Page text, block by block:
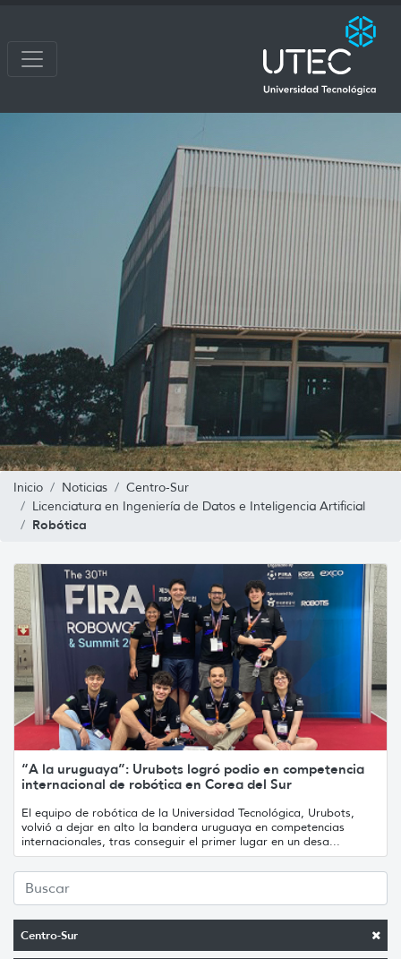
Inicio Noticias
Centro-Sur
Licenciatura en Ingeniería de Datos e Inteligencia Artificial
Robótica
Centro-Sur
“A la uruguaya”: Urubots logró podio en competencia
internacional de robótica en Corea del Sur
El equipo de robótica de la Universidad Tecnológica, Urubots,
volvió a dejar en alto la bandera uruguaya en competencias
internacionales, tras conseguir el primer lugar en un desa...